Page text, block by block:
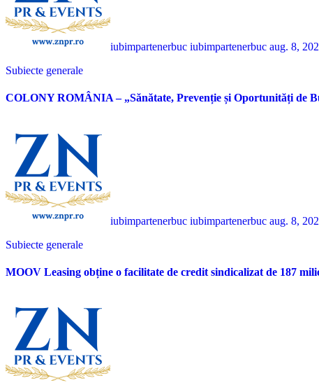
iubimpartenerbuc iubimpartenerbuc aug. 8,
Subiecte generale
COLONY ROMÂNIA – „Sănătate, Prevenție și Oportunități de
iubimpartenerbuc iubimpartenerbuc aug. 8,
Subiecte generale
MOOV Leasing obține o facilitate de credit sindicalizat de 187